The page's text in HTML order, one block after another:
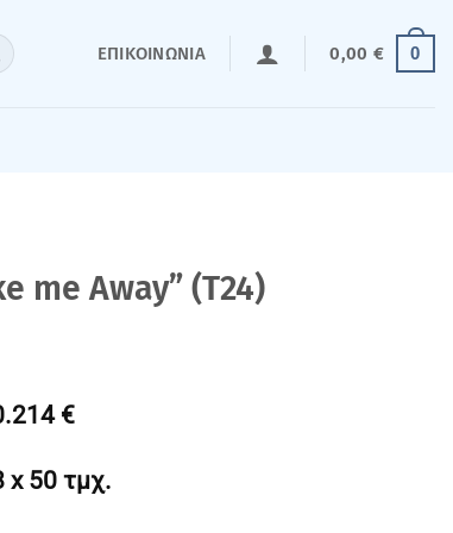
ΕΠΙΚΟΙΝΩΝΊΑ 0,00 € 0
me Away” (T24)
€
x 50 τμχ.